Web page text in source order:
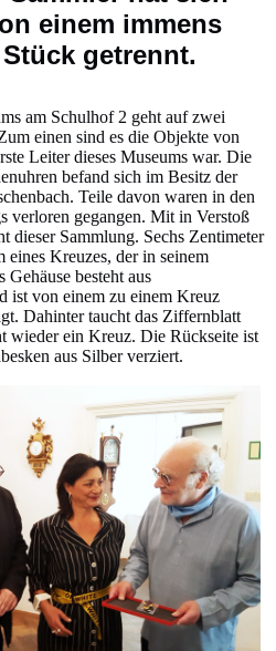
einem immens
getrennt.
am Schulhof 2 geht auf zwei
einen sind es die Objekte von
Leiter dieses Museums war. Die
befand sich im Besitz der
Teile davon waren in den
verloren gegangen. Mit in Verstoß
dieser Sammlung. Sechs Zentimeter
eines Kreuzes, der in seinem
besteht aus
ist von einem zu einem Kreuz
Dahinter taucht das Ziffernblatt
wieder ein Kreuz. Die Rückseite ist
aus Silber verziert.